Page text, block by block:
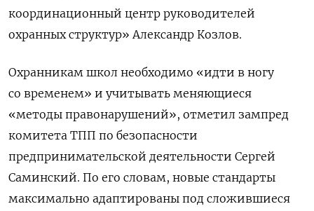
координационный центр руководителей
охранных структур» Александр Козлов.
Охранникам школ необходимо «идти в ногу
со временем» и учитывать меняющиеся
«методы правонарушений», отметил зампред
комитета ТПП по безопасности
предпринимательской деятельности Сергей
Саминский. По его словам, новые стандарты
максимально адаптированы под сложившиеся